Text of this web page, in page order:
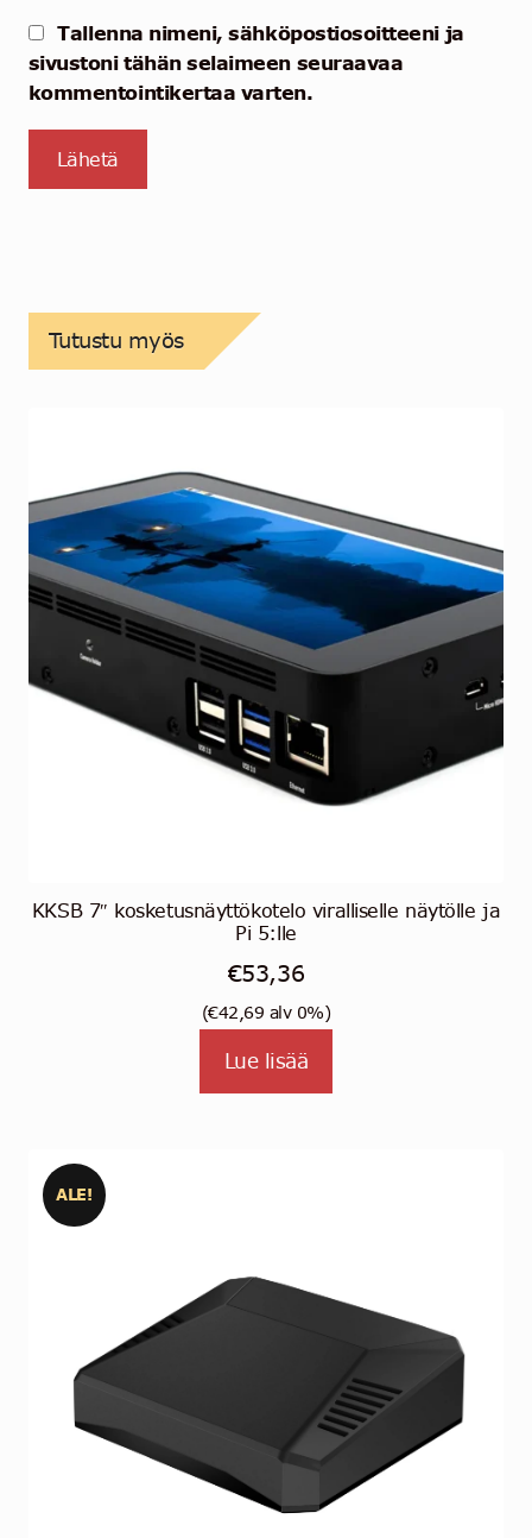
Tallenna nimeni, sähköpostiosoitteeni ja
sivustoni tähän selaimeen seuraavaa
kommentointikertaa varten.
Tutustu myös
KKSB 7″ kosketusnäyttökotelo viralliselle näytölle ja
Pi 5:lle
€53,36
(€42,69 alv 0%)
Lue lisää
ALE!